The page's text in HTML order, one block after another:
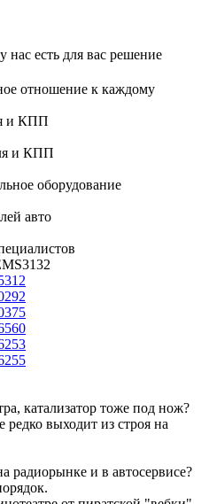
есть для вас решение
отношение к каждому
и КПП
и КПП
оборудование
авто
катализатор тоже под нож?
выходит из строя на
радиорынке и в автосервисе?